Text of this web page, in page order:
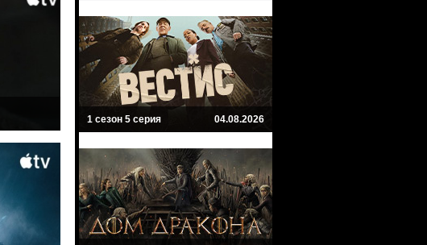
1 сезон 5 серия 04.08.2026